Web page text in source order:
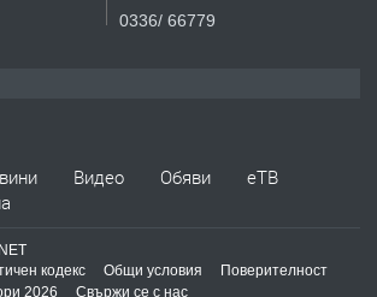
преди 1 година
0336/ 66779
Видео Обяви
еТВ
кодекс Общи условия
Поверителност
2026 Свържи се с нас